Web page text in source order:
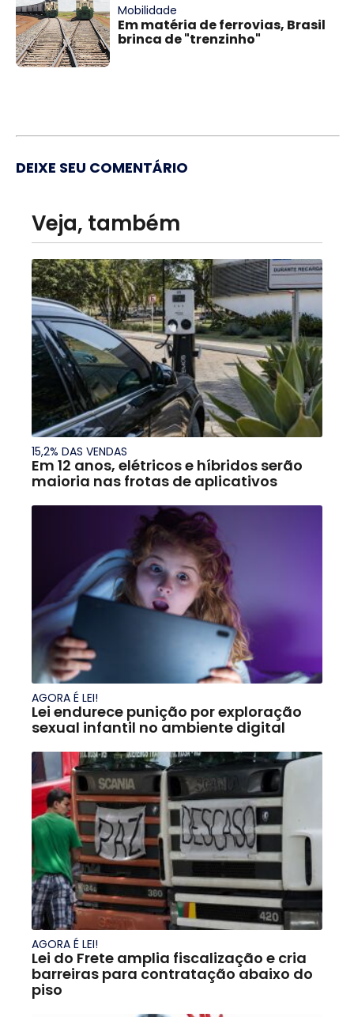
Mobilidade
Em matéria de ferrovias, Brasil
brinca de "trenzinho"
DEIXE SEU COMENTÁRIO
Veja, também
15,2% DAS VENDAS
Em 12 anos, elétricos e híbridos serão
maioria nas frotas de aplicativos
AGORA É LEI!
Lei endurece punição por exploração
sexual infantil no ambiente digital
AGORA É LEI!
Lei do Frete amplia fiscalização e cria
barreiras para contratação abaixo do
piso